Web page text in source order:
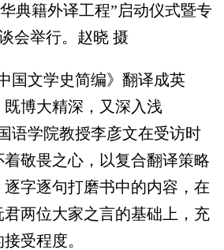
典籍外译工程”启动仪式暨专
会举行。赵晓 摄
文学史简编》翻译成英
博大精深，又深入浅
语学院教授李彦文在受访时
敬畏之心，以复合翻译策略
字逐句打磨书中的内容，在
两位大家之言的基础上，充
受程度。